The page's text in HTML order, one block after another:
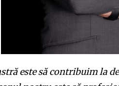
este să contribuim la